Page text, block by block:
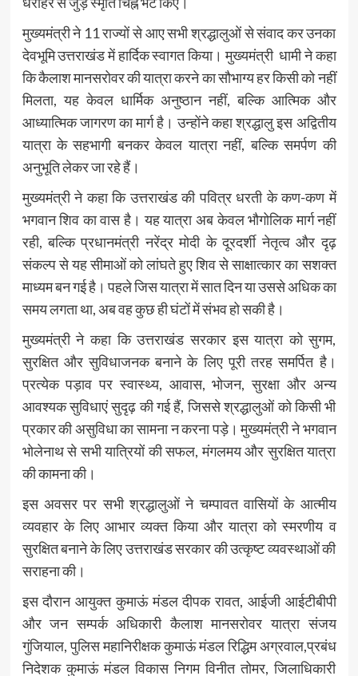
मुख्यमंत्री ने 11 राज्यों से आए सभी श्रद्धालुओं से संवाद कर उनका
देवभूमि उत्तराखंड में हार्दिक स्वागत किया। मुख्यमंत्री धामी ने कहा
कि कैलाश मानसरोवर की यात्रा करने का सौभाग्य हर किसी को नहीं
मिलता, यह केवल धार्मिक अनुष्ठान नहीं, बल्कि आत्मिक और
आध्यात्मिक जागरण का मार्ग है। उन्होंने कहा श्रद्धालु इस अद्वितीय
यात्रा के सहभागी बनकर केवल यात्रा नहीं, बल्कि समर्पण की
अनुभूति लेकर जा रहे हैं।
मुख्यमंत्री ने कहा कि उत्तराखंड की पवित्र धरती के कण-कण में
भगवान शिव का वास है। यह यात्रा अब केवल भौगोलिक मार्ग नहीं
रही, बल्कि प्रधानमंत्री नरेंद्र मोदी के दूरदर्शी नेतृत्व और दृढ़
संकल्प से यह सीमाओं को लांघते हुए शिव से साक्षात्कार का सशक्त
माध्यम बन गई है। पहले जिस यात्रा में सात दिन या उससे अधिक का
समय लगता था, अब वह कुछ ही घंटों में संभव हो सकी है।
मुख्यमंत्री ने कहा कि उत्तराखंड सरकार इस यात्रा को सुगम,
सुरक्षित और सुविधाजनक बनाने के लिए पूरी तरह समर्पित है।
प्रत्येक पड़ाव पर स्वास्थ्य, आवास, भोजन, सुरक्षा और अन्य
आवश्यक सुविधाएं सुदृढ़ की गई हैं, जिससे श्रद्धालुओं को किसी भी
प्रकार की असुविधा का सामना न करना पड़े। मुख्यमंत्री ने भगवान
भोलेनाथ से सभी यात्रियों की सफल, मंगलमय और सुरक्षित यात्रा
की कामना की।
इस अवसर पर सभी श्रद्धालुओं ने चम्पावत वासियों के आत्मीय
व्यवहार के लिए आभार व्यक्त किया और यात्रा को स्मरणीय व
सुरक्षित बनाने के लिए उत्तराखंड सरकार की उत्कृष्ट व्यवस्थाओं की
सराहना की।
इस दौरान आयुक्त कुमाऊं मंडल दीपक रावत, आईजी आईटीबीपी
और जन सम्पर्क अधिकारी कैलाश मानसरोवर यात्रा संजय
गुंजियाल, पुलिस महानिरीक्षक कुमाऊं मंडल रिद्धिम अग्रवाल,प्रबंध
निदेशक कुमाऊं मंडल विकास निगम विनीत तोमर, जिलाधिकारी